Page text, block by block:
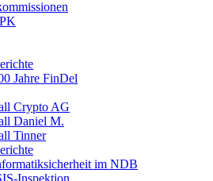
Jahre FinDel
Crypto AG
Daniel M.
Tinner
­im NDB